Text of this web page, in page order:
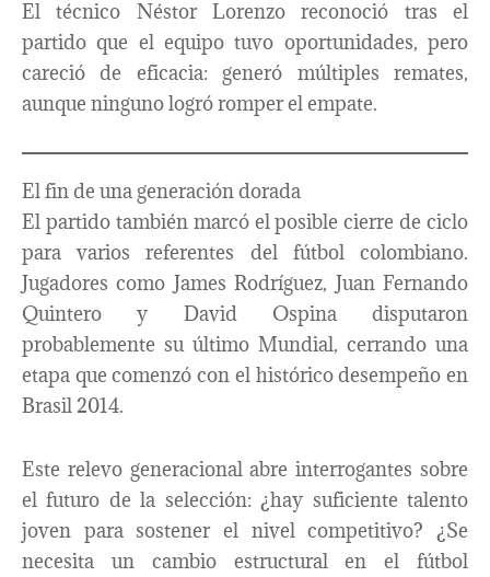
El técnico Néstor Lorenzo reconoció tras el
partido que el equipo tuvo oportunidades, pero
careció de eficacia: generó múltiples remates,
aunque ninguno logró romper el empate.
El fin de una generación dorada
El partido también marcó el posible cierre de ciclo
para varios referentes del fútbol colombiano.
Jugadores como James Rodríguez, Juan Fernando
Quintero y David Ospina disputaron
probablemente su último Mundial, cerrando una
etapa que comenzó con el histórico desempeño en
Brasil 2014.
Este relevo generacional abre interrogantes sobre
el futuro de la selección: ¿hay suficiente talento
joven para sostener el nivel competitivo? ¿Se
necesita un cambio estructural en el fútbol